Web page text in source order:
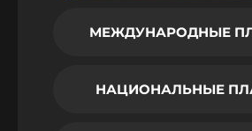
МЕЖДУНАРОДНЫЕ
НАЦИОНАЛЬНЫЕ